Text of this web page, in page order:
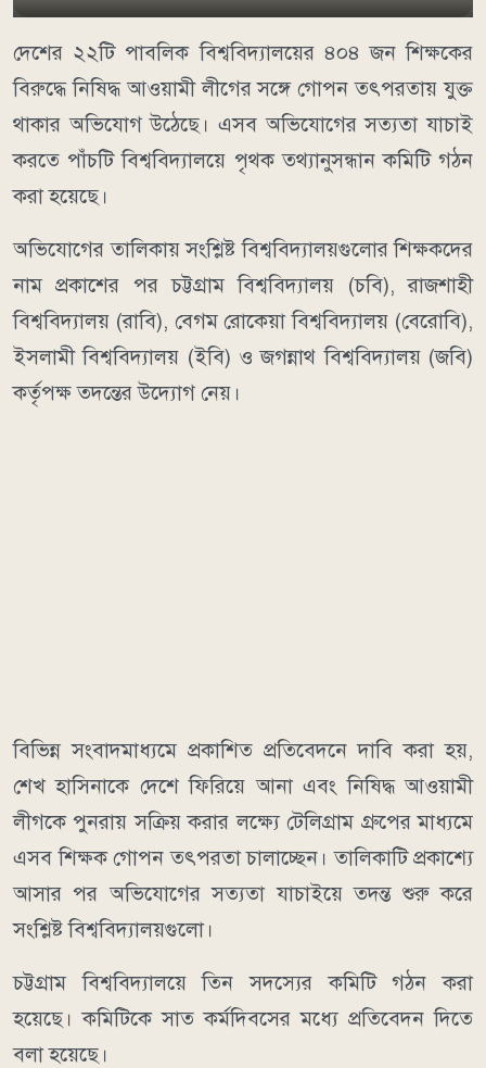
দেশের ২২টি পাবলিক বিশ্ববিদ্যালয়ের ৪০৪ জন শিক্ষকের
বিরুদ্ধে নিষিদ্ধ আওয়ামী লীগের সঙ্গে গোপন তৎপরতায় যুক্ত
থাকার অভিযোগ উঠেছে। এসব অভিযোগের সত্যতা যাচাই
করতে পাঁচটি বিশ্ববিদ্যালয়ে পৃথক তথ্যানুসন্ধান কমিটি গঠন
করা হয়েছে।
অভিযোগের তালিকায় সংশ্লিষ্ট বিশ্ববিদ্যালয়গুলোর শিক্ষকদের
নাম প্রকাশের পর চট্টগ্রাম বিশ্ববিদ্যালয় (চবি), রাজশাহী
বিশ্ববিদ্যালয় (রাবি), বেগম রোকেয়া বিশ্ববিদ্যালয় (বেরোবি),
ইসলামী বিশ্ববিদ্যালয় (ইবি) ও জগন্নাথ বিশ্ববিদ্যালয় (জবি)
কর্তৃপক্ষ তদন্তের উদ্যোগ নেয়।
বিভিন্ন সংবাদমাধ্যমে প্রকাশিত প্রতিবেদনে দাবি করা হয়,
শেখ হাসিনাকে দেশে ফিরিয়ে আনা এবং নিষিদ্ধ আওয়ামী
লীগকে পুনরায় সক্রিয় করার লক্ষ্যে টেলিগ্রাম গ্রুপের মাধ্যমে
এসব শিক্ষক গোপন তৎপরতা চালাচ্ছেন। তালিকাটি প্রকাশ্যে
আসার পর অভিযোগের সত্যতা যাচাইয়ে তদন্ত শুরু করে
সংশ্লিষ্ট বিশ্ববিদ্যালয়গুলো।
চট্টগ্রাম বিশ্ববিদ্যালয়ে তিন সদস্যের কমিটি গঠন করা
হয়েছে। কমিটিকে সাত কর্মদিবসের মধ্যে প্রতিবেদন দিতে
বলা হয়েছে।